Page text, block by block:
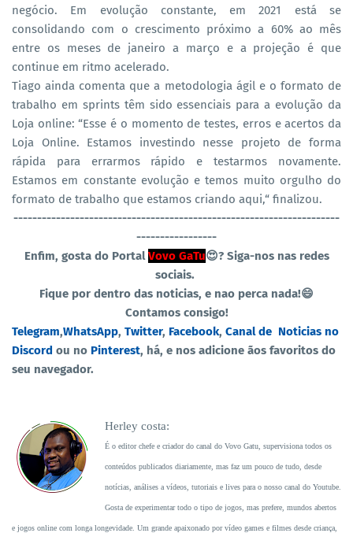
negócio. Em evolução constante, em 2021 está se
consolidando com o crescimento próximo a 60% ao mês
entre os meses de janeiro a março e a projeção é que
continue em ritmo acelerado.
Tiago ainda comenta que a metodologia ágil e o formato de
trabalho em sprints têm sido essenciais para a evolução da
Loja online: “Esse é o momento de testes, erros e acertos da
Loja Online. Estamos investindo nesse projeto de forma
rápida para errarmos rápido e testarmos novamente.
Estamos em constante evolução e temos muito orgulho do
formato de trabalho que estamos criando aqui,“ finalizou.
---------------------------------------------------------------------
-----------------
Enfim, gosta do PortalVovo GaTu😍? Siga-nos nas redes
sociais.
Fique por dentro das noticias, e nao perca nada!😄
Contamos consigo!
Telegram,WhatsApp, Twitter, Facebook, Canal de Noticias no
Discord ou no Pinterest, há, e nos adicione ãos favoritos do
seu navegador.
Herley costa:
É o editor chefe e criador do canal do Vovo Gatu, supervisiona todos os
conteúdos publicados diariamente, mas faz um pouco de tudo, desde
notícias, análises a vídeos, tutoriais e lives para o nosso canal do Youtube.
Gosta de experimentar todo o tipo de jogos, mas prefere, mundos abertos
e jogos online com longa longevidade. Um grande apaixonado por vídeo games e filmes desde criança,